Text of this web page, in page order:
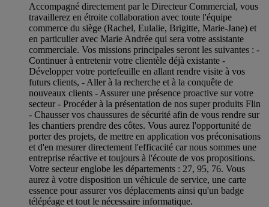
Accompagné directement par le Directeur Commercial, vous
travaillerez en étroite collaboration avec toute l'équipe
commerce du siège (Rachel, Eulalie, Brigitte, Marie-Jane) et
en particulier avec Marie Andrée qui sera votre assistante
commerciale. Vos missions principales seront les suivantes : -
Continuer à entretenir votre clientèle déjà existante -
Développer votre portefeuille en allant rendre visite à vos
futurs clients, - Aller à la recherche et à la conquête de
nouveaux clients - Assurer une présence proactive sur votre
secteur - Procéder à la présentation de nos super produits Flin
- Chausser vos chaussures de sécurité afin de vous rendre sur
les chantiers prendre des côtes. Vous aurez l'opportunité de
porter des projets, de mettre en application vos préconisations
et d'en mesurer directement l'efficacité car nous sommes une
entreprise réactive et toujours à l'écoute de vos propositions.
Votre secteur englobe les départements : 27, 95, 76. Vous
aurez à votre disposition un véhicule de service, une carte
essence pour assurer vos déplacements ainsi qu'un badge
télépéage et tout le nécessaire informatique.